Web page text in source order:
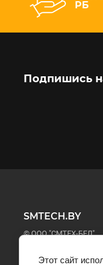
РБ
Подпишись
SMTECH.BY
© ООО "СМТЕХ-БЕЛ"
Этот сайт